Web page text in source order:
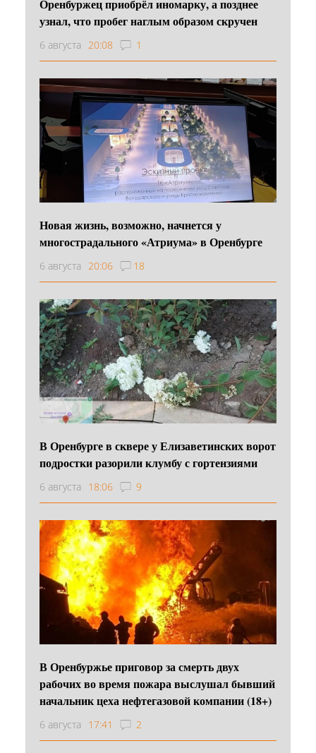
Оренбуржец приобрёл иномарку, а позднее
узнал, что пробег наглым образом скручен
6 августа 20:08 1
Новая жизнь, возможно, начнется у
многострадального «Атриума» в Оренбурге
6 августа 20:06 18
В Оренбурге в сквере у Елизаветинских ворот
подростки разорили клумбу с гортензиями
6 августа 18:06 9
В Оренбуржье приговор за смерть двух
рабочих во время пожара выслушал бывший
начальник цеха нефтегазовой компании (18+)
6 августа 17:41 2